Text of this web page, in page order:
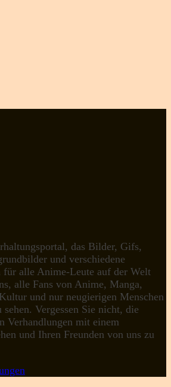
das Bilder, Gifs,
und verschiedene
alle Anime-Leute auf der Welt
alle Fans von Anime, Manga,
und nur neugierigen Menschen
sehen. Vergessen Sie nicht, die
Verhandlungen mit einem
und Ihren Freunden von uns zu